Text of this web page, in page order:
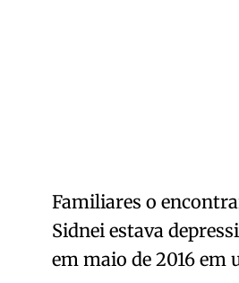
Familiares o
Sidnei estava
em maio de 2016 em